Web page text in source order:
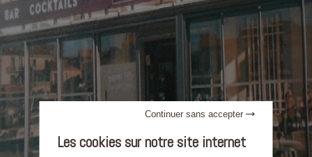
Les cookies sur notre site internet
Continuer sans accepter